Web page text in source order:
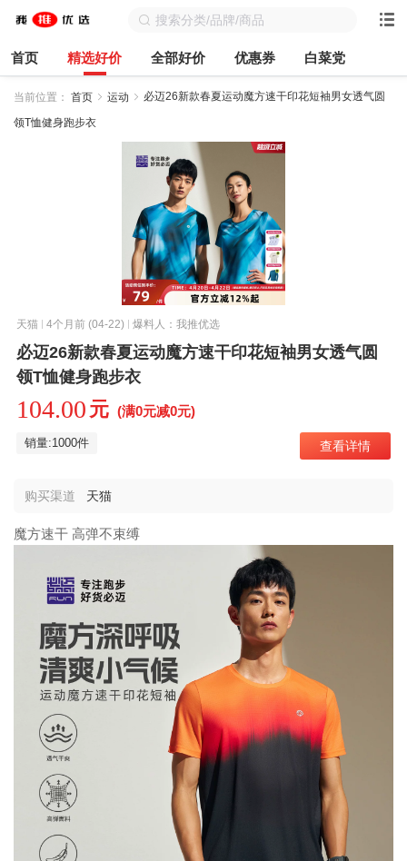
首页 精选好价 全部好价 优惠券 白菜党
当前位置： 首页 运动 必迈26新款春夏运动魔方速干印花短袖男女透气圆
领T恤健身跑步衣
天猫 4个月前 (04-22) 爆料人：我推优选
必迈26新款春夏运动魔方速干印花短袖男女透气圆
领T恤健身跑步衣
104.00 元 (满0元减0元)
销量:1000件 查看详情
购买渠道 天猫
魔方速干 高弹不束缚